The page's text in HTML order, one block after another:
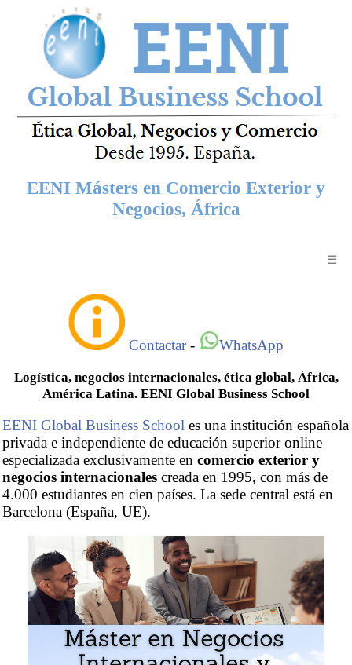
EENI Másters en Comercio Exterior y
Negocios, África
☰
Contactar- WhatsApp
Logística, negocios internacionales, ética global, África,
América Latina. EENI Global Business School
EENI Global Business School es una institución española
privada e independiente de educación superior online
especializada exclusivamente en comercio exterior y
negocios internacionales creada en 1995, con más de
4.000 estudiantes en cien países. La sede central está en
Barcelona (España, UE).